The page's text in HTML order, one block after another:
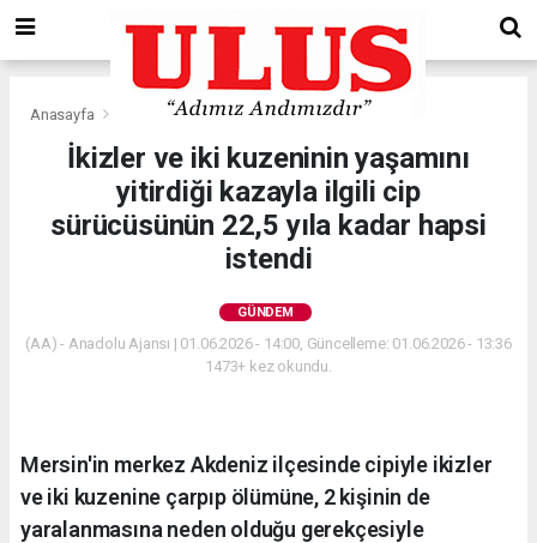
Anasayfa Gündem
İkizler ve iki kuzeninin yaşamını
yitirdiği kazayla ilgili cip
sürücüsünün 22,5 yıla kadar hapsi
istendi
GÜNDEM
(AA) - Anadolu Ajansı | 01.06.2026 - 14:00, Güncelleme: 01.06.2026 - 13:36
1473+ kez okundu.
Mersin'in merkez Akdeniz ilçesinde cipiyle ikizler
ve iki kuzenine çarpıp ölümüne, 2 kişinin de
yaralanmasına neden olduğu gerekçesiyle